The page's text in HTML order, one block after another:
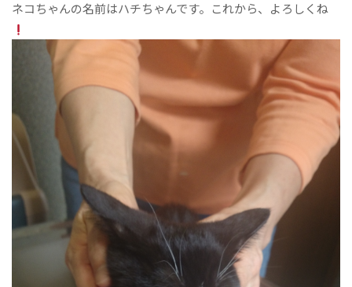
ネコちゃんの名前はハチちゃんです。これから、よろしくね